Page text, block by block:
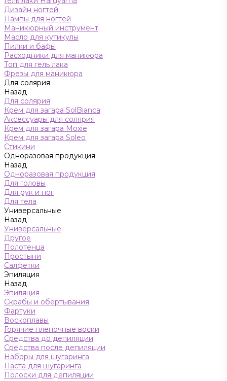
Дизайн ногтей
Лампы для ногтей
Маникюрный инструмент
Масло для кутикулы
Пилки и бафы
Расходники для маникюра
Топ для гель лака
Фрезы для маникюра
Для солярия
Назад
Для солярия
Крем для загара SolBianca
Аксессуары для солярия
Крем для загара Moxie
Крем для загара Soleo
Стикини
Одноразовая продукция
Назад
Одноразовая продукция
Для головы
Для рук и ног
Для тела
Универсальные
Назад
Универсальные
Другое
Полотенца
Простыни
Салфетки
Эпиляция
Назад
Эпиляция
Скрабы и обертывания
Фартуки
Воскоплавы
Горячие пленочные воски
Средства до депиляции
Средства после депиляции
Наборы для шугаринга
Паста для шугаринга
Полоски для депиляции